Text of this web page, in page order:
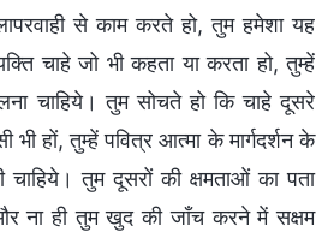
से काम करते हो, तुम हमेशा यह
चाहे जो भी कहता या करता हो, तुम्हें
चाहिये। तुम सोचते हो कि चाहे दूसरे
भी हों, तुम्हें पवित्र आत्मा के मार्गदर्शन के
चाहिये। तुम दूसरों की क्षमताओं का पता
ना ही तुम खुद की जाँच करने में सक्षम